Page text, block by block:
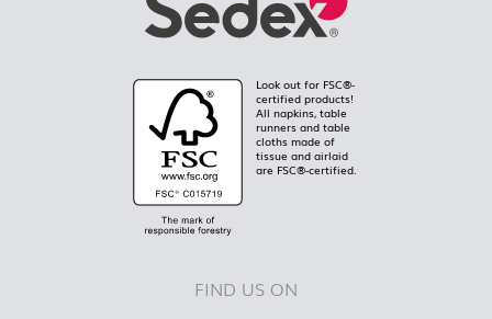
Look out for FSC®-
certified products!
All napkins, table
runners and table
cloths made of
tissue and airlaid
are FSC®-certified.
FIND US ON